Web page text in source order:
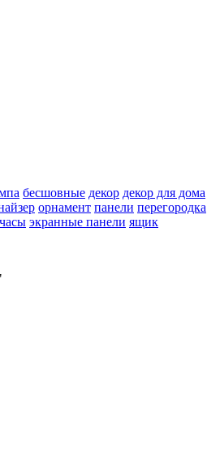
бесшовные декор декор для дома
орнамент панели перегородка
часы экранные панели ящик